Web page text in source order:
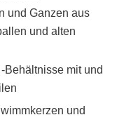
und Ganzen aus
und alten
mit und
und